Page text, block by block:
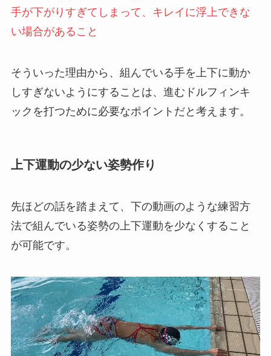
手が下がりすぎてしまって、キレイに浮上できな
い場合があること
そういった理由から、組んでいる手を上下に動か
しすぎないようにすることは、進むドルフィンキ
ックを打つために必要なポイントだと考えます。
上下運動の少ない姿勢作り
先ほどの話を踏まえて、下の動画のような練習方
法で組んでいる姿勢の上下運動を少なくすること
が可能です。